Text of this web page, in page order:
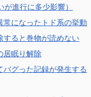
進行に多少影響）
常になったトド系の挙動
すると巻物が読めない
居眠り解除
グった記録が発生する